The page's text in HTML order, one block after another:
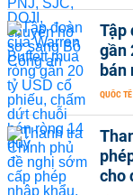
Tập
gần
bán
QUỐC TẾ
cho